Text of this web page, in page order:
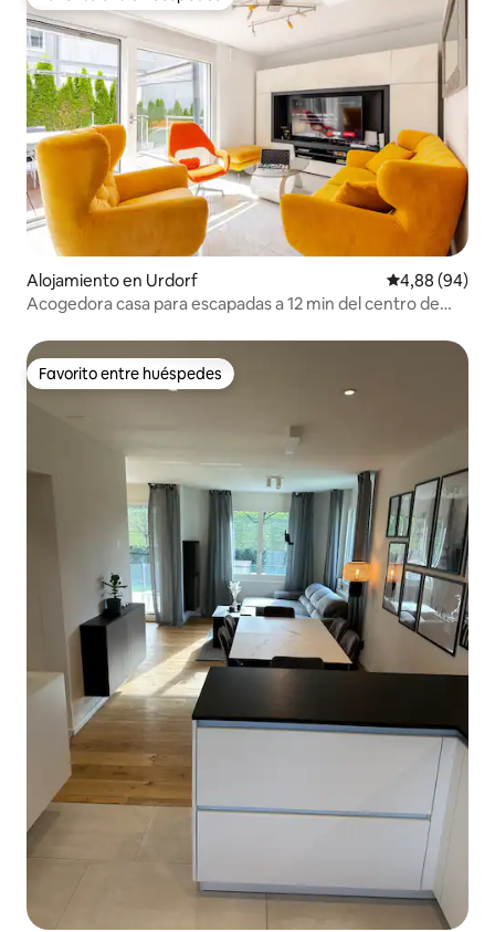
Alojamiento en Urdorf Calificación
4,88 (94)
Acogedora casa para escapadas a 12 min del centro de
Favorito entre huéspedes
Favorito entre huéspedes